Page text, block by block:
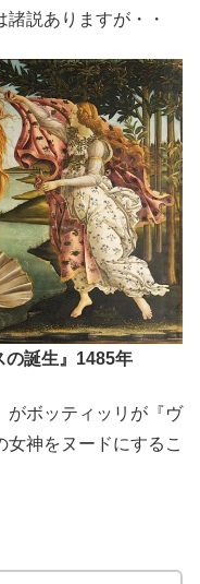
説ありますが・・
の誕生』1485年
がボッティッリが『ヴ
女神をヌードにするこ